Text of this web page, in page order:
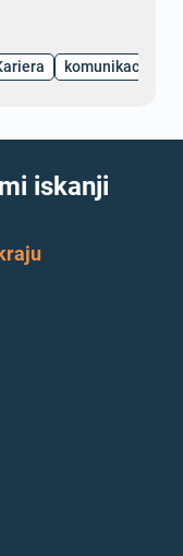
komunikacija
iskanji